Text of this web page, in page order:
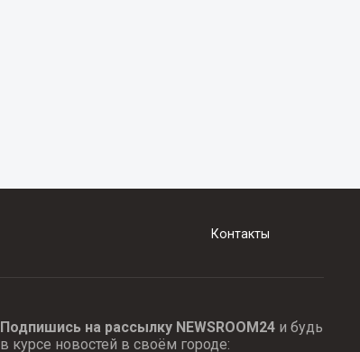
Контакты
Подпишись на рассылку NEWSROOM24и будь
в курсе новостей в своём городе: